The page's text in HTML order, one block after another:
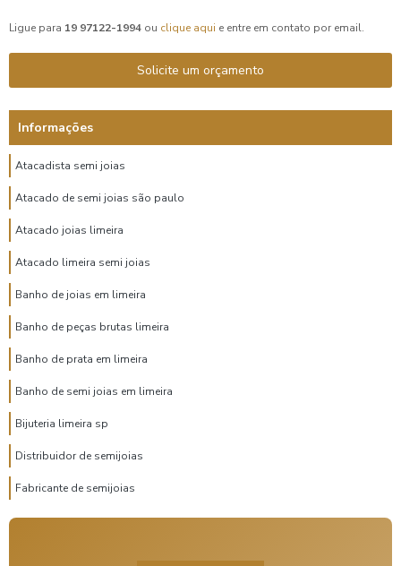
Ligue para 19 97122-1994 ou clique aqui e entre em contato por email.
Solicite um orçamento
Informações
Atacadista semi joias
Atacado de semi joias são paulo
Atacado joias limeira
Atacado limeira semi joias
Banho de joias em limeira
Banho de peças brutas limeira
Banho de prata em limeira
Banho de semi joias em limeira
Bijuteria limeira sp
Distribuidor de semijoias
Fabricante de semijoias
Fabricante semijoias atacado